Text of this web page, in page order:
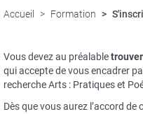
Accueil Formation
Vous devez au préalable
qui accepte de vous encadrer
recherche Arts : Pratiques et
Dès que vous aurez l’accord